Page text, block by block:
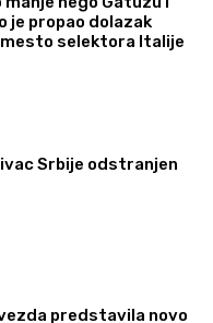
je propao dolazak
mesto selektora Italije
Srbije odstranjen
predstavila novo